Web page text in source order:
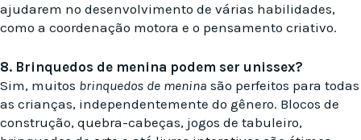
ajudarem no desenvolvimento de várias habilidades,
como a coordenação motora e o pensamento criativo.
8. Brinquedos de menina podem ser unissex?
Sim, muitos brinquedos de menina são perfeitos para todas
as crianças, independentemente do gênero. Blocos de
construção, quebra-cabeças, jogos de tabuleiro,